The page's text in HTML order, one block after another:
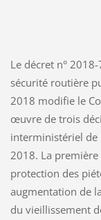
Le décret n°
sécurité routière
2018 modifie le
œuvre de trois
interministériel de
2018. La
protection des
augmentation de
du vieillissement